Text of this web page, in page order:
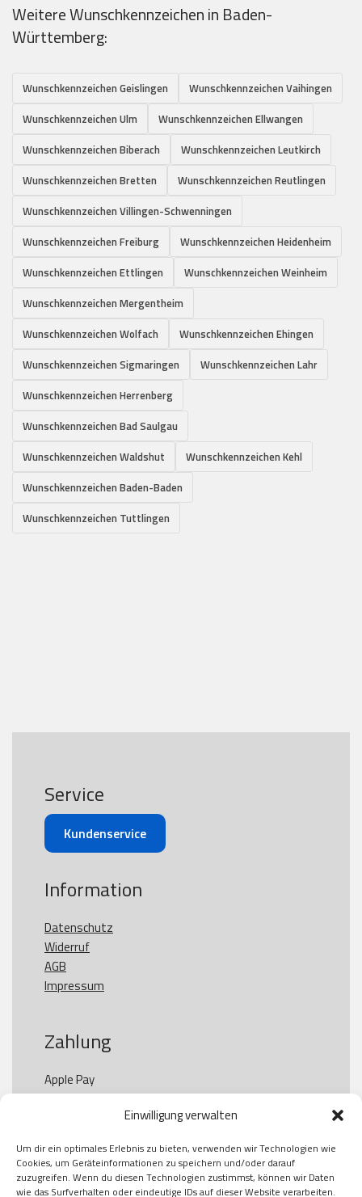
Einwilligung verwalten
Um dir ein optimales Erlebnis zu bieten, verwenden wir Technologien wie
Cookies, um Geräteinformationen zu speichern und/oder darauf
zuzugreifen. Wenn du diesen Technologien zustimmst, können wir Daten
wie das Surfverhalten oder eindeutige IDs auf dieser Website verarbeiten.
Weitere Wunschkennzeichen in Baden-
Württemberg:
Wunschkennzeichen Geislingen
Wunschkennzeichen Vaihingen
Wunschkennzeichen Ulm
Wunschkennzeichen Ellwangen
Wunschkennzeichen Biberach
Wunschkennzeichen Leutkirch
Wunschkennzeichen Bretten
Wunschkennzeichen Reutlingen
Wunschkennzeichen Villingen-Schwenningen
Wunschkennzeichen Freiburg
Wunschkennzeichen Heidenheim
Wunschkennzeichen Ettlingen
Wunschkennzeichen Weinheim
Wunschkennzeichen Mergentheim
Wunschkennzeichen Wolfach
Wunschkennzeichen Ehingen
Wunschkennzeichen Sigmaringen
Wunschkennzeichen Lahr
Wunschkennzeichen Herrenberg
Wunschkennzeichen Bad Saulgau
Wunschkennzeichen Waldshut
Wunschkennzeichen Kehl
Wunschkennzeichen Baden-Baden
Wunschkennzeichen Tuttlingen
Service
Kundenservice
Information
Datenschutz
Widerruf
AGB
Impressum
Zahlung
Apple Pay
Paypal
Kauf auf Rechung
Klarna